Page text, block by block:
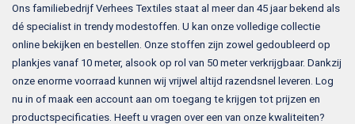
Ons familiebedrijf Verhees Textiles staat al meer dan 45 jaar bekend als
dé specialist in trendy modestoffen. U kan onze volledige collectie
online bekijken en bestellen. Onze stoffen zijn zowel gedoubleerd op
plankjes vanaf 10 meter, alsook op rol van 50 meter verkrijgbaar. Dankzij
onze enorme voorraad kunnen wij vrijwel altijd razendsnel leveren. Log
nu in of maak een account aan om toegang te krijgen tot prijzen en
productspecificaties. Heeft u vragen over een van onze kwaliteiten?